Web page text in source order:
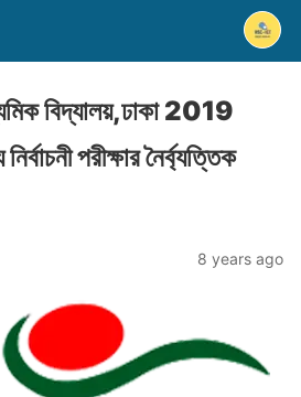
বিদ্যালয়,ঢাকা 2019
পরীক্ষার নৈর্ব্যত্তিক
8 years ago